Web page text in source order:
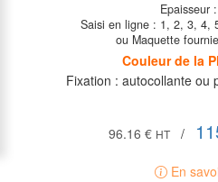
Epaisseur
Saisi en ligne : 1, 2, 3, 4,
ou Maquette
Couleur de la P
Fixation : autocollante ou
96.16 € HT /
En